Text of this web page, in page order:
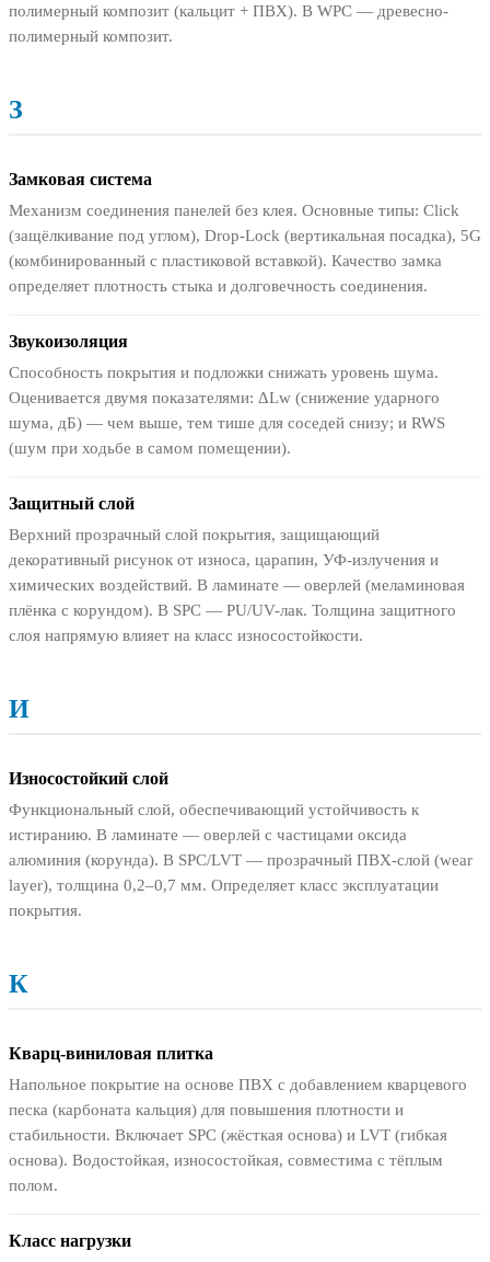
полимерный композит (кальцит + ПВХ). В WPC — древесно-
полимерный композит.
З
Замковая система
Механизм соединения панелей без клея. Основные типы: Click
(защёлкивание под углом), Drop-Lock (вертикальная посадка), 5G
(комбинированный с пластиковой вставкой). Качество замка
определяет плотность стыка и долговечность соединения.
Звукоизоляция
Способность покрытия и подложки снижать уровень шума.
Оценивается двумя показателями: ΔLw (снижение ударного
шума, дБ) — чем выше, тем тише для соседей снизу; и RWS
(шум при ходьбе в самом помещении).
Защитный слой
Верхний прозрачный слой покрытия, защищающий
декоративный рисунок от износа, царапин, УФ-излучения и
химических воздействий. В ламинате — оверлей (меламиновая
плёнка с корундом). В SPC — PU/UV-лак. Толщина защитного
слоя напрямую влияет на класс износостойкости.
И
Износостойкий слой
Функциональный слой, обеспечивающий устойчивость к
истиранию. В ламинате — оверлей с частицами оксида
алюминия (корунда). В SPC/LVT — прозрачный ПВХ-слой (wear
layer), толщина 0,2–0,7 мм. Определяет класс эксплуатации
покрытия.
К
Кварц-виниловая плитка
Напольное покрытие на основе ПВХ с добавлением кварцевого
песка (карбоната кальция) для повышения плотности и
стабильности. Включает SPC (жёсткая основа) и LVT (гибкая
основа). Водостойкая, износостойкая, совместима с тёплым
полом.
Класс нагрузки